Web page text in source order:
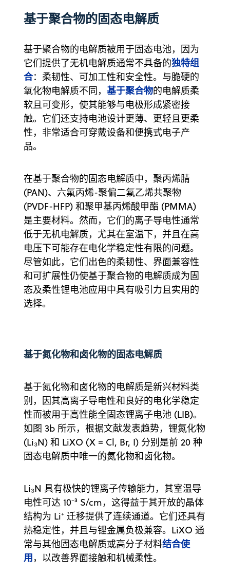
基于聚合物的固态电解质
基于聚合物的电解质被用于固态电池，因为
它们提供了无机电解质通常不具备的独特组
合：柔韧性、可加工性和安全性。与脆硬的
氧化物电解质不同， 基于聚合物的电解质柔
软且可变形，使其能够与电极形成紧密接
触。它们还支持电池设计更薄、更轻且更柔
性，非常适合可穿戴设备和便携式电子产
品。
在基于聚合物的固态电解质中，聚丙烯腈
(PAN)、六氟丙烯-聚偏二氟乙烯共聚物
(PVDF-HFP) 和聚甲基丙烯酸甲酯 (PMMA)
是主要材料。然而，它们的离子导电性通常
低于无机电解质，尤其在室温下，并且在高
电压下可能存在电化学稳定性有限的问题。
尽管如此，它们出色的柔韧性、界面兼容性
和可扩展性仍使基于聚合物的电解质成为固
态及柔性锂电池应用中具有吸引力且实用的
选择。
基于氮化物和卤化物的固态电解质
基于氮化物和卤化物的电解质是新兴材料类
别，因其高离子导电性和良好的电化学稳定
性而被用于高性能全固态锂离子电池 (LIB)。
如图 3b 所示，根据文献发表趋势，锂氮化物
(Li₃N) 和 LiXO (X = Cl, Br, I) 分别是前 20 种
固态电解质中唯一的氮化物和卤化物。
Li₃N 具有极快的锂离子传输能力，其室温导
电性可达 10⁻³ S/cm，这得益于其开放的晶体
结构为 Li⁺ 迁移提供了连续通道。它们还具有
热稳定性，并且与锂金属负极兼容。LiXO 通
常与其他固态电解质或高分子材料结合使
用，以改善界面接触和机械柔性。